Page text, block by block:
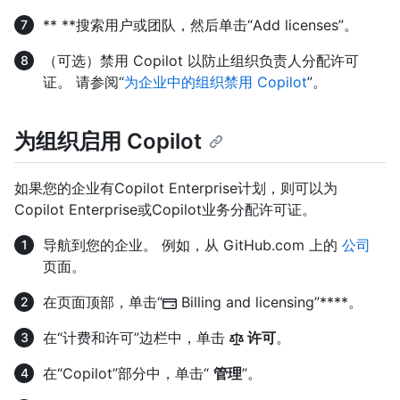
** **搜索用户或团队，然后单击“Add licenses”。
（可选）禁用 Copilot 以防止组织负责人分配许可
证。 请参阅“为企业中的组织禁用 Copilot”。
为组织启用 Copilot
如果您的企业有Copilot Enterprise计划，则可以为
Copilot Enterprise或Copilot业务分配许可证。
导航到您的企业。 例如，从 GitHub.com 上的 公司
页面。
在页面顶部，单击“
Billing and licensing”****。
在“计费和许可”边栏中，单击
许可。
在“Copilot”部分中，单击“ 管理”。